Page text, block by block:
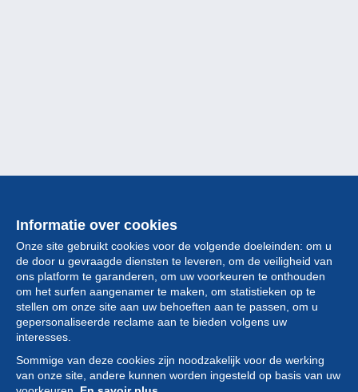
Informatie over cookies
Onze site gebruikt cookies voor de volgende doeleinden: om u
de door u gevraagde diensten te leveren, om de veiligheid van
ons platform te garanderen, om uw voorkeuren te onthouden
om het surfen aangenamer te maken, om statistieken op te
stellen om onze site aan uw behoeften aan te passen, om u
gepersonaliseerde reclame aan te bieden volgens uw
interesses.
Sommige van deze cookies zijn noodzakelijk voor de werking
van onze site, andere kunnen worden ingesteld op basis van uw
Collectie
Nieuws